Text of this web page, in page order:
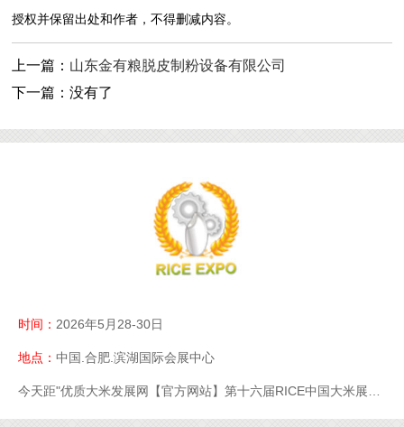
授权并保留出处和作者，不得删减内容。
上一篇： 山东金有粮脱皮制粉设备有限公司
下一篇：没有了
时间： 2026年5月28-30日
地点： 中国.合肥.滨湖国际会展中心